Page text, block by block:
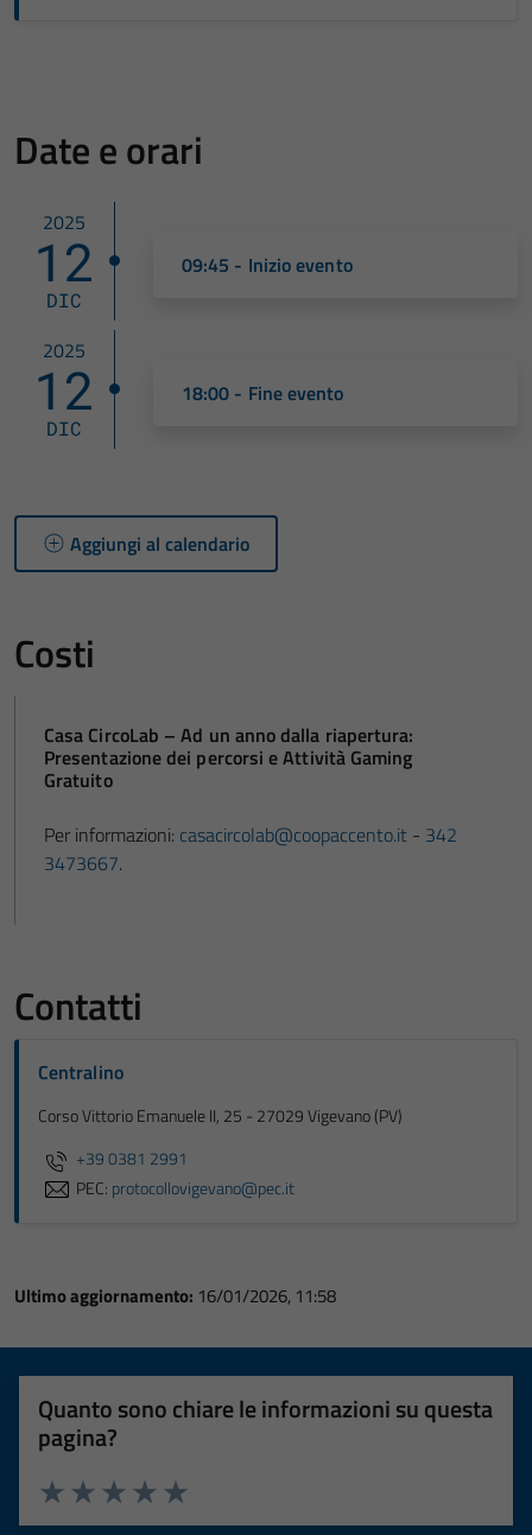
Date e orari
2025
12
DIC
09:45 - Inizio evento
2025
12
DIC
18:00 - Fine evento
Aggiungi al calendario
Costi
Casa CircoLab – Ad un anno dalla riapertura:
Presentazione dei percorsi e Attività Gaming
Gratuito
Per informazioni: casacircolab@coopaccento.it - 342
3473667.
Contatti
Centralino
Corso Vittorio Emanuele II, 25 - 27029 Vigevano (PV)
+39 0381 2991
PEC: protocollovigevano@pec.it
Ultimo aggiornamento: 16/01/2026, 11:58
Quanto sono chiare le informazioni su questa
pagina?
Valuta 5 stelle su 5
Valuta 4 stelle su 5
Valuta 3 stelle su 5
Valuta 2 stelle su 5
Valuta 1 stelle su 5